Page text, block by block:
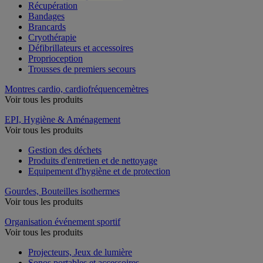
Récupération
Bandages
Brancards
Cryothérapie
Défibrillateurs et accessoires
Proprioception
Trousses de premiers secours
Montres cardio, cardiofréquencemètres
Voir tous les produits
EPI, Hygiène & Aménagement
Voir tous les produits
Gestion des déchets
Produits d'entretien et de nettoyage
Equipement d'hygiène et de protection
Gourdes, Bouteilles isothermes
Voir tous les produits
Organisation événement sportif
Voir tous les produits
Projecteurs, Jeux de lumière